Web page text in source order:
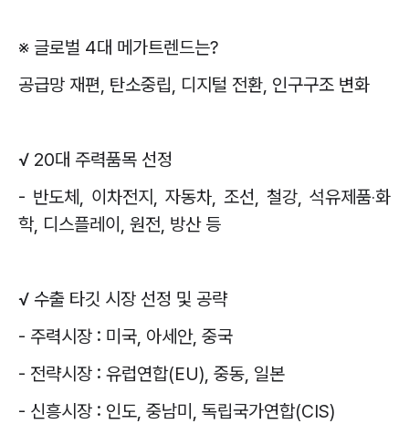
※ 글로벌 4대 메가트렌드는?
공급망 재편, 탄소중립, 디지털 전환, 인구구조 변화
√ 20대 주력품목 선정
- 반도체 , 이차전지 , 자동차, 조선, 철강, 석유제품‧화
학, 디스플레이 , 원전, 방산 등
√ 수출 타깃 시장 선정 및 공략
- 주력시장 : 미국, 아세안, 중국
- 전략시장 : 유럽연합(EU), 중동, 일본
- 신흥시장 : 인도, 중남미 , 독립국가연합(CIS)